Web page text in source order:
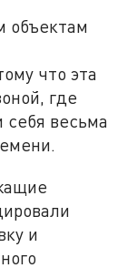
объектам
что эта
где
себя весьма
и